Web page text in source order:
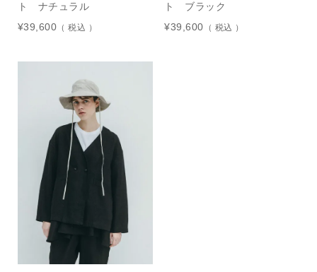
ト ナチュラル
¥39,600 税込
ト ブラック
¥39,600 税込